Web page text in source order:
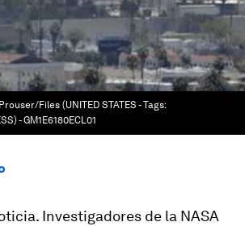
Files (UNITED STATES - Tags:
- GM1E6180ECL01
Investigadores de la NASA